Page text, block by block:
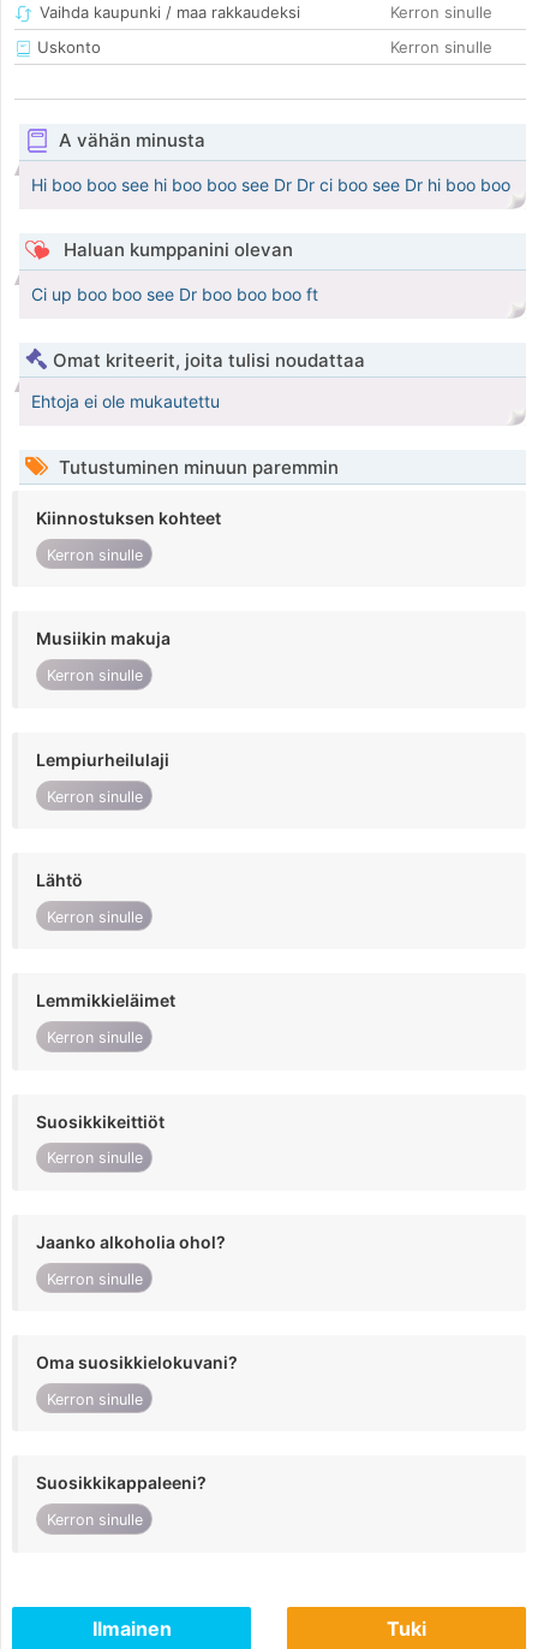
Vaihda kaupunki / maa rakkaudeksi
Kerron sinulle
Uskonto
Kerron sinulle
A vähän minusta
Hi boo boo see hi boo boo see Dr Dr ci boo see Dr hi boo boo
Haluan kumppanini olevan
Ci up boo boo see Dr boo boo boo ft
Omat kriteerit, joita tulisi noudattaa
Ehtoja ei ole mukautettu
Tutustuminen minuun paremmin
Kiinnostuksen kohteet
Kerron sinulle
Musiikin makuja
Kerron sinulle
Lempiurheilulaji
Kerron sinulle
Lähtö
Kerron sinulle
Lemmikkieläimet
Kerron sinulle
Suosikkikeittiöt
Kerron sinulle
Jaanko alkoholia ohol?
Kerron sinulle
Oma suosikkielokuvani?
Kerron sinulle
Suosikkikappaleeni?
Kerron sinulle
Ilmainen Tuki